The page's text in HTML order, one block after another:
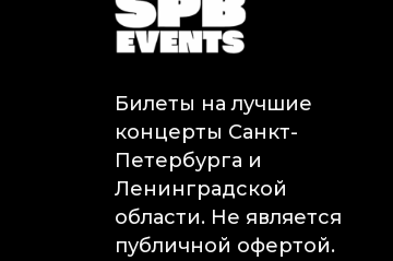
Билеты на лучшие
концерты Санкт-
Петербурга и
Ленинградской
области. Не является
публичной офертой.